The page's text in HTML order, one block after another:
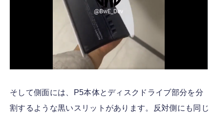
そして側面には、P5本体とディスクドライブ部分を分
割するような黒いスリットがあります。反対側にも同じ